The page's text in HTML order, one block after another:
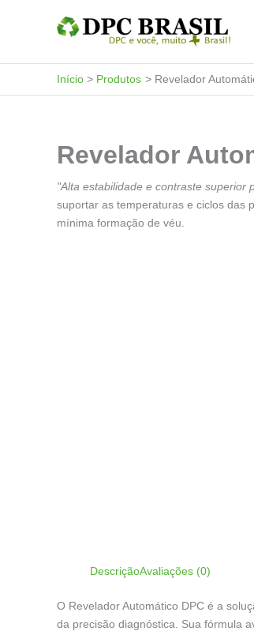
conteúdo
Início Produtos Revelador
Revelador
"Alta estabilidade e contraste superior
suportar as temperaturas e ciclos das
mínima formação de véu.
DescriçãoAvaliações (0)
O Revelador Automático DPC é a
da precisão diagnóstica. Sua fórmula